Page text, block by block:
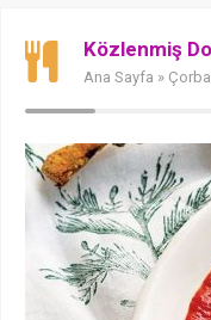
Közlenmiş
Ana Sayfa »